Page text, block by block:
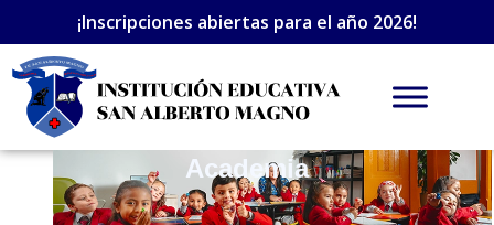
al
contenido
¡Inscripciones abiertas para el año 2026!
Academia